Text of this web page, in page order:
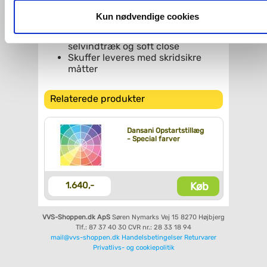
dit samtykke, hvis du måtte ønske det.
Du kan se mere om, hvordan vi behandler dine
personoplysninger, ved at klikkeher.
Kun nødvendige cookies
Farve: Valgfri farve
Antal skuffer: 2
Skuffer med fuldt udtræk,
selvindtræk og soft close
Skuffer leveres med skridsikre
måtter
Relaterede produkter
Dansani Opstartstillæg
- Special farver
1.640,- Køb
VVS-Shoppen.dk ApS Søren Nymarks Vej 15 8270 Højbjerg
Tlf.: 87 37 40 30 CVR nr.: 28 33 18 94
mail@vvs-shoppen.dk Handelsbetingelser Returvarer
Privatlivs- og cookiepolitik